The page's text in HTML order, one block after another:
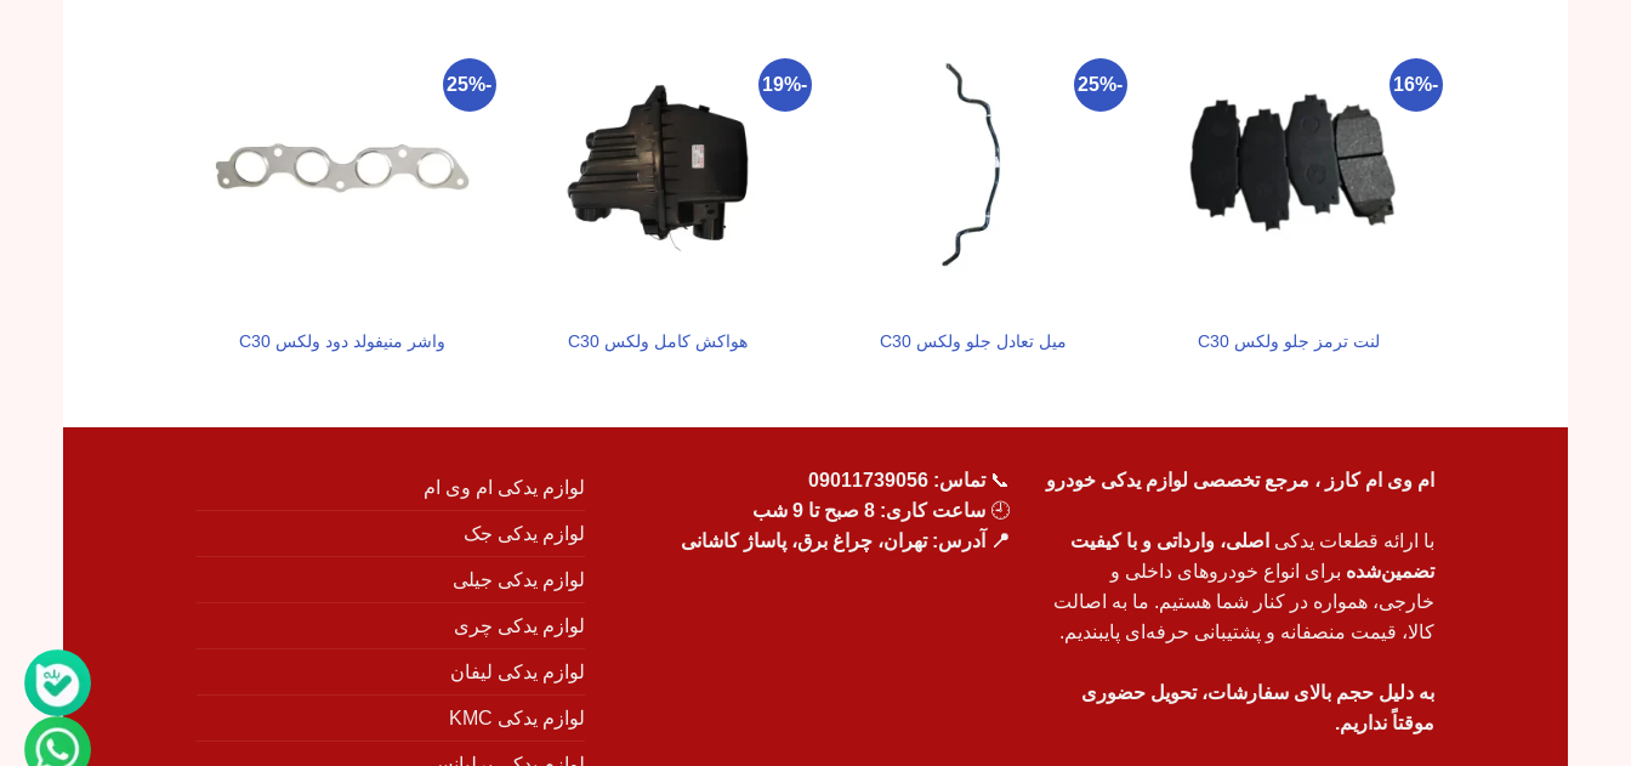
-16%
لنت ترمز جلو ولکس C30
-25%
میل تعادل جلو ولکس C30
-19%
هواکش کامل ولکس C30
-25%
واشر منیفولد دود ولکس C30
ام وی ام کارز ، مرجع تخصصی لوازم یدکی خودرو
با ارائه قطعات یدکی اصلی، وارداتی و با کیفیت
تضمین‌شده برای انواع خودروهای داخلی و
خارجی، همواره در کنار شما هستیم. ما به اصالت
کالا، قیمت منصفانه و پشتیبانی حرفه‌ای پایبندیم.
به دلیل حجم بالای سفارشات، تحویل حضوری
موقتاً نداریم.
📞تماس: 09011739056
🕘 ساعت کاری: 8 صبح تا 9 شب
📍 آدرس: تهران، چراغ برق، پاساژ کاشانی
لوازم یدکی ام وی ام
لوازم یدکی جک
لوازم یدکی جیلی
لوازم یدکی چری
لوازم یدکی لیفان
لوازم یدکی KMC